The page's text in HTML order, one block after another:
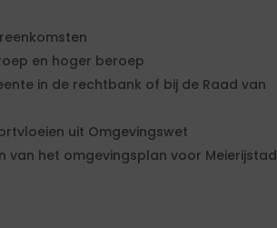
en hoger beroep
in de rechtbank of bij de Raad van
uit Omgevingswet
van het omgevingsplan voor Meierijstad